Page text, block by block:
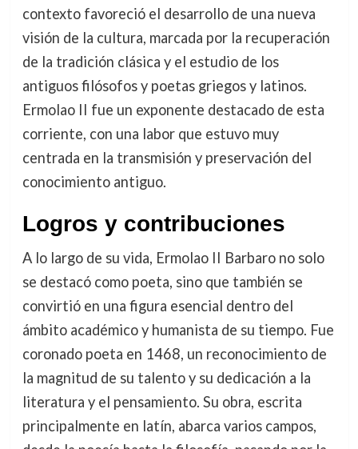
contexto favoreció el desarrollo de una nueva
visión de la cultura, marcada por la recuperación
de la tradición clásica y el estudio de los
antiguos filósofos y poetas griegos y latinos.
Ermolao II fue un exponente destacado de esta
corriente, con una labor que estuvo muy
centrada en la transmisión y preservación del
conocimiento antiguo.
Logros y contribuciones
A lo largo de su vida, Ermolao II Barbaro no solo
se destacó como poeta, sino que también se
convirtió en una figura esencial dentro del
ámbito académico y humanista de su tiempo. Fue
coronado poeta en 1468, un reconocimiento de
la magnitud de su talento y su dedicación a la
literatura y el pensamiento. Su obra, escrita
principalmente en latín, abarca varios campos,